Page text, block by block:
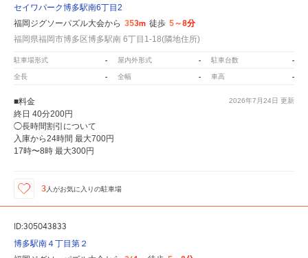
セイワパーク博多駅南6丁目2
福岡ジグソーパズル大会から 353m 徒歩 5～8分
福岡県福岡市博多区博多駅南 6丁目1-18(隣地住所)
駐車場形式 - 屋内外形式 - 駐車台数 -
全長 - 全幅 - 車高 -
2026年7月24日 更新
■料金
終日 40分200円
◯長時間割引について
入庫から24時間 最大700円
17時〜8時 最大300円
3人がお気に入りの駐車場
ID:305043833
博多駅南４丁目第２